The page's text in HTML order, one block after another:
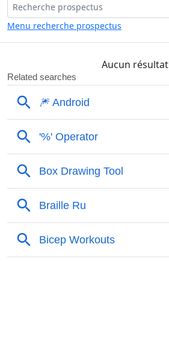
Menu recherche prospectus
Aucun résultat